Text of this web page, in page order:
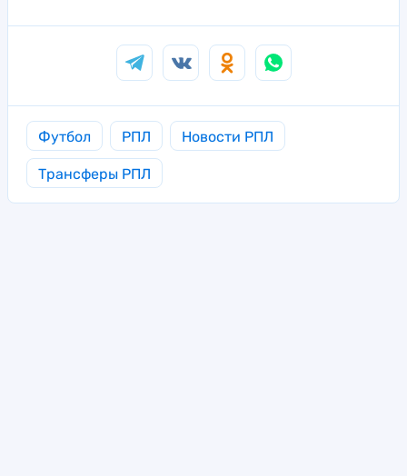
Футбол РПЛ Новости РПЛ
Трансферы РПЛ